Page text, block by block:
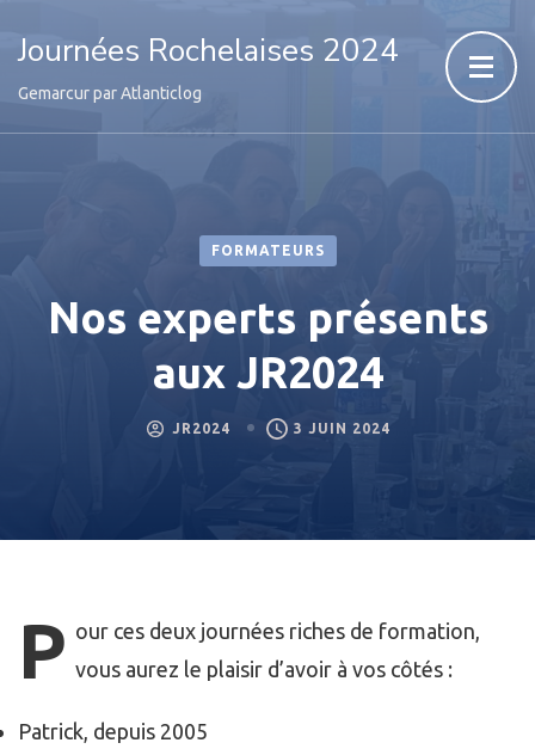
Journées Rochelaises 2024
Gemarcur par Atlanticlog
FORMATEURS
Nos experts présents
aux JR2024
JR2024 3 JUIN 2024
P our ces deux journées riches de formation,
vous aurez le plaisir d’avoir à vos côtés :
Patrick, depuis 2005